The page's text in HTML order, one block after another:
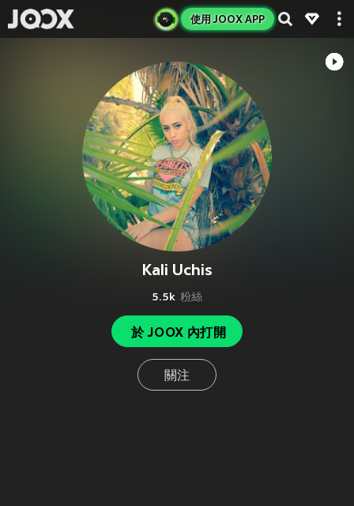
使用 JOOX APP
Kali Uchis
5.5k 粉絲
於 JOOX 內打開
關注